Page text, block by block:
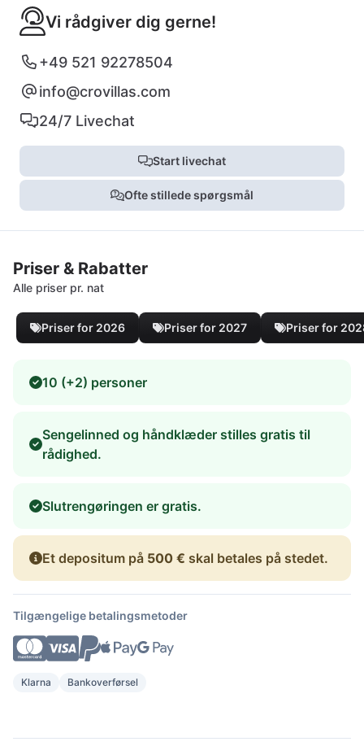
Vi rådgiver dig gerne!
+49 521 92278504
info@crovillas.com
24/7 Livechat
Start livechat
Ofte stillede spørgsmål
Priser & Rabatter
Alle priser pr. nat
Priser for 2026 Priser for 2027 Priser for
10 (+2) personer
Sengelinned og håndklæder stilles gratis til
rådighed.
Slutrengøringen er gratis.
Et depositum på 500 € skal betales på stedet.
Tilgængelige betalingsmetoder
Klarna Bankoverførsel